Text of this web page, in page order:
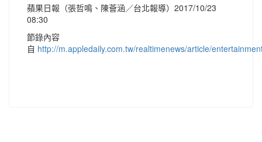
蘋果日報（張哲鳴、陳薈涵／台北報導）2017/10/23
08:30
節錄內容
自 http://m.appledaily.com.tw/realtimenews/article/